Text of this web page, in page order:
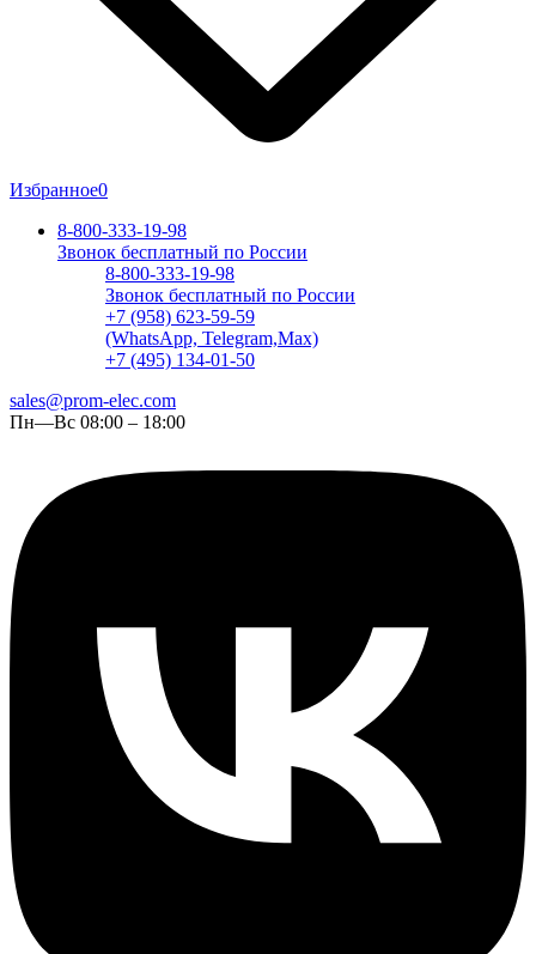
Избранное0
8-800-333-19-98
Звонок бесплатный по России
8-800-333-19-98
Звонок бесплатный по России
+7 (958) 623-59-59
(WhatsApp, Telegram,Max)
+7 (495) 134-01-50
sales@prom-elec.com
Пн—Вс 08:00 – 18:00